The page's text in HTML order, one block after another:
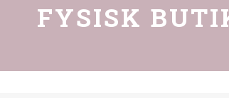
FYSISK